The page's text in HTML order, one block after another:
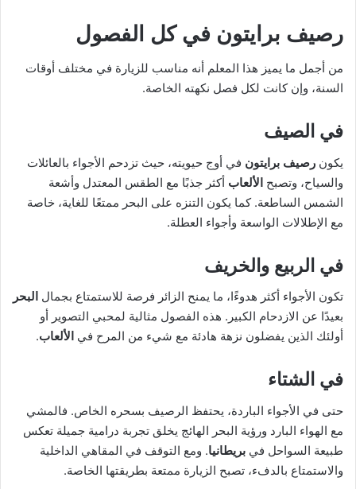
رصيف برايتون في كل الفصول
من أجمل ما يميز هذا المعلم أنه مناسب للزيارة في مختلف أوقات
السنة، وإن كانت لكل فصل نكهته الخاصة.
في الصيف
يكون رصيف برايتون في أوج حيويته، حيث تزدحم الأجواء بالعائلات
والسياح، وتصبح الألعاب أكثر جذبًا مع الطقس المعتدل وأشعة
الشمس الساطعة. كما يكون التنزه على البحر ممتعًا للغاية، خاصة
مع الإطلالات الواسعة وأجواء العطلة.
في الربيع والخريف
تكون الأجواء أكثر هدوءًا، ما يمنح الزائر فرصة للاستمتاع بجمال البحر
بعيدًا عن الازدحام الكبير. هذه الفصول مثالية لمحبي التصوير أو
أولئك الذين يفضلون نزهة هادئة مع شيء من المرح في الألعاب.
في الشتاء
حتى في الأجواء الباردة، يحتفظ الرصيف بسحره الخاص. فالمشي
مع الهواء البارد ورؤية البحر الهائج يخلق تجربة درامية جميلة تعكس
طبيعة السواحل في بريطانيا. ومع التوقف في المقاهي الداخلية
والاستمتاع بالدفء، تصبح الزيارة ممتعة بطريقتها الخاصة.